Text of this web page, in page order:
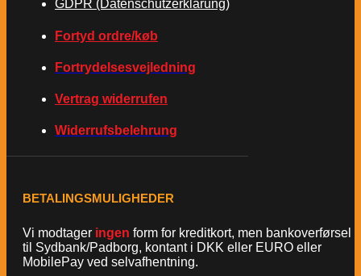
GDPR (Datenschutzerklärung)
Fortyd ordre/køb
Fortrydelsesvejledning
Vertrag widerrufen
Widerrufsbelehrung
BETALINGSMULIGHEDER
Vi modtager ingen form for kreditkort, men bankoverførsel
til Sydbank/Padborg, kontant i DKK eller EURO eller
MobilePay ved selvafhentning.